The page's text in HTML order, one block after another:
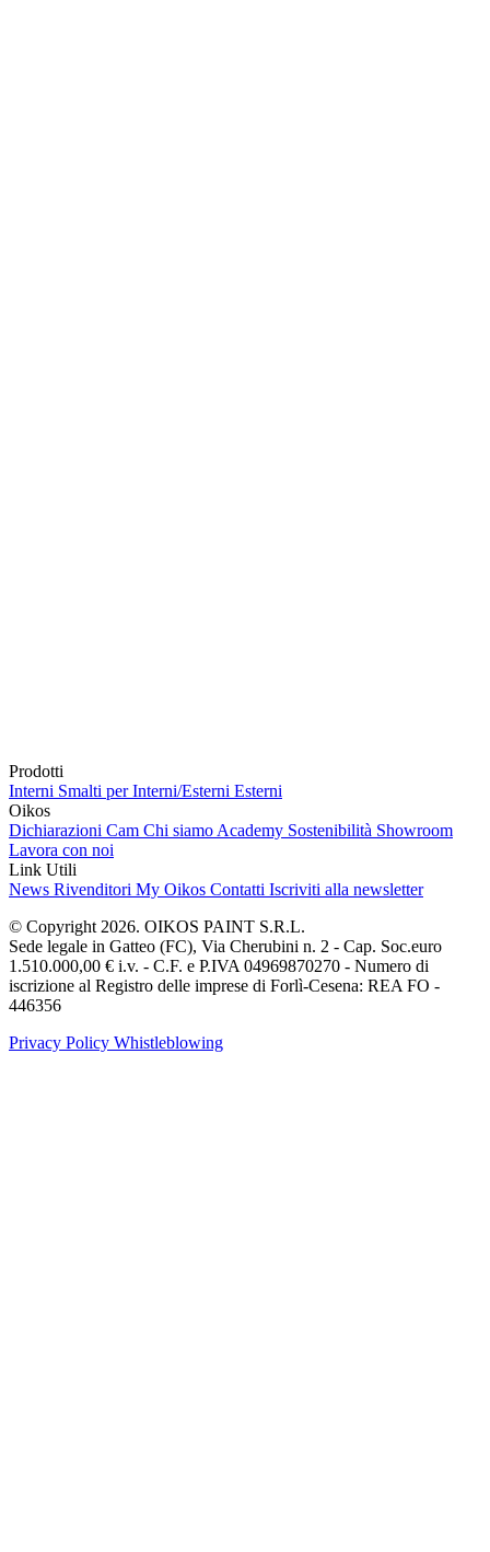
Prodotti
Interni Smalti per Interni/Esterni Esterni
Oikos
Dichiarazioni Cam Chi siamo Academy Sostenibilità Showroom
Lavora con noi
Link Utili
News Rivenditori My Oikos Contatti Iscriviti alla newsletter
© Copyright 2026. OIKOS PAINT S.R.L.
Sede legale in Gatteo (FC), Via Cherubini n. 2 - Cap. Soc.euro
1.510.000,00 € i.v. - C.F. e P.IVA 04969870270 - Numero di
iscrizione al Registro delle imprese di Forlì-Cesena: REA FO -
446356
Privacy Policy Whistleblowing